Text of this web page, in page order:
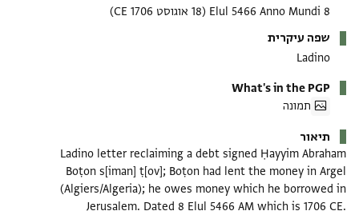
8 Elul 5466 Anno Mundi
(18 אוגוסט 1706 CE)
שפה עיקרית
Ladino
What's in the PGP
תמונה
תיאור
Ladino letter reclaiming a debt signed Ḥayyim Abraham
Boṭon s[iman] ṭ[ov]; Boṭon had lent the money in Argel
(Algiers/Algeria); he owes money which he borrowed in
Jerusalem. Dated 8 Elul 5466 AM which is 1706 CE.